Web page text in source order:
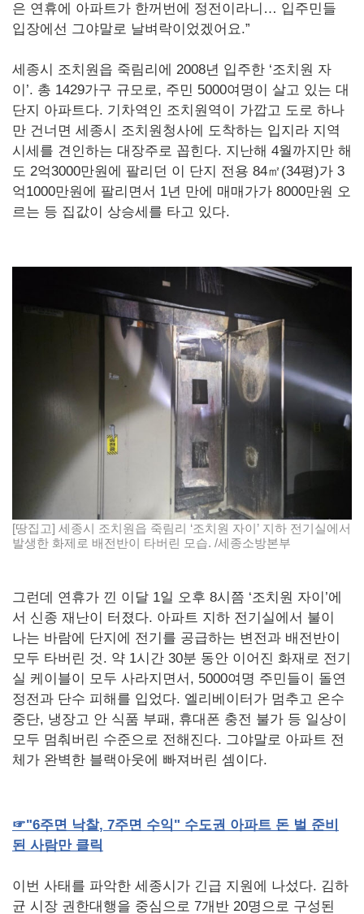
은 연휴에 아파트가 한꺼번에 정전이라니… 입주민들
입장에선 그야말로 날벼락이었겠어요.”
세종시 조치원읍 죽림리에 2008년 입주한 ‘조치원 자
이’. 총 1429가구 규모로, 주민 5000여명이 살고 있는 대
단지 아파트다. 기차역인 조치원역이 가깝고 도로 하나
만 건너면 세종시 조치원청사에 도착하는 입지라 지역
시세를 견인하는 대장주로 꼽힌다. 지난해 4월까지만 해
도 2억3000만원에 팔리던 이 단지 전용 84㎡(34평)가 3
억1000만원에 팔리면서 1년 만에 매매가가 8000만원 오
르는 등 집값이 상승세를 타고 있다.
[땅집고] 세종시 조치원읍 죽림리 ‘조치원 자이’ 지하 전기실에서
발생한 화제로 배전반이 타버린 모습. /세종소방본부
그런데 연휴가 낀 이달 1일 오후 8시쯤 ‘조치원 자이’에
서 신종 재난이 터졌다. 아파트 지하 전기실에서 불이
나는 바람에 단지에 전기를 공급하는 변전과 배전반이
모두 타버린 것. 약 1시간 30분 동안 이어진 화재로 전기
실 케이블이 모두 사라지면서, 5000여명 주민들이 돌연
정전과 단수 피해를 입었다. 엘리베이터가 멈추고 온수
중단, 냉장고 안 식품 부패, 휴대폰 충전 불가 등 일상이
모두 멈춰버린 수준으로 전해진다. 그야말로 아파트 전
체가 완벽한 블랙아웃에 빠져버린 셈이다.
☞"6주면 낙찰, 7주면 수익" 수도권 아파트 돈 벌 준비
된 사람만 클릭
이번 사태를 파악한 세종시가 긴급 지원에 나섰다. 김하
균 시장 권한대행을 중심으로 7개반 20명으로 구성된